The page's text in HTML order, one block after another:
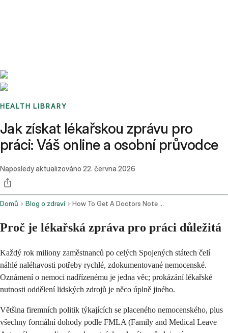
HEALTH LIBRARY
Jak získat lékařskou zprávu pro
práci: Váš online a osobní průvodce
Naposledy aktualizováno 22. června 2026
Domů Blog o zdraví How To Get A Doctors Note For Work Your Online And In Person Guide
Proč je lékařská zpráva pro práci důležitá
Každý rok miliony zaměstnanců po celých Spojených státech čelí
náhlé naléhavosti potřeby rychlé, zdokumentované nemocenské.
Oznámení o nemoci nadřízenému je jedna věc; prokázání lékařské
nutnosti oddělení lidských zdrojů je něco úplně jiného.
Většina firemních politik týkajících se placeného nemocenského, plus
všechny formální dohody podle FMLA (Family and Medical Leave